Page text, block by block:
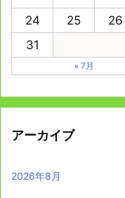
24
25 26
31
« 7月
アーカイブ
2026年8月